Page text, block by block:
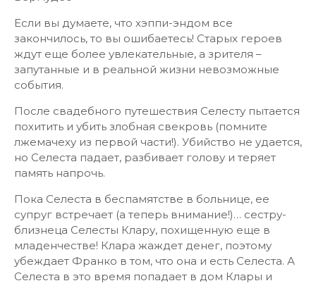
Если вы думаете, что хэппи-эндом все
закончилось, то вы ошибаетесь! Старых героев
ждут еще более увлекательные, а зрителя –
запутанные и в реальной жизни невозможные
события.
После свадебного путешествия Селесту пытается
похитить и убить злобная свекровь (помните
лжемачеху из первой части!). Убийство не удается,
но Селеста падает, разбивает голову и теряет
память напрочь.
Пока Селеста в беспамятстве в больнице, ее
супруг встречает (а теперь внимание!)… сестру-
близнеца Селесты Клару, похищенную еще в
младенчестве! Клара жаждет денег, поэтому
убеждает Франко в том, что она и есть Селеста. А
Селеста в это время попадает в дом Клары и